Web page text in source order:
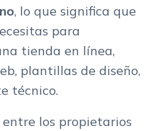
, lo que significa que
para
tienda en línea,
plantillas de diseño,
técnico.
los propietarios